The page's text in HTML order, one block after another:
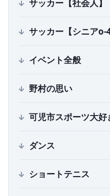
サッカー【社会人】
サッカー【シニアo-
イベント全般
野村の思い
可児市スポーツ大好
ダンス
ショートテニス